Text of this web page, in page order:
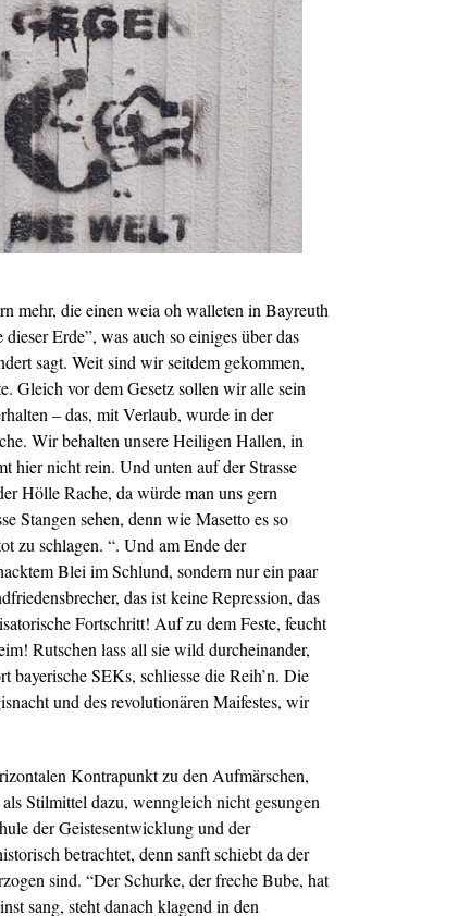
mehr, die einen weia oh walleten in Bayreuth
Erde”, was auch so einiges über das
sagt. Weit sind wir seitdem gekommen,
Gleich vor dem Gesetz sollen wir alle sein
– das, mit Verlaub, wurde in der
Wir behalten unsere Heiligen Hallen, in
hier nicht rein. Und unten auf der Strasse
Hölle Rache, da würde man uns gern
Stangen sehen, denn wie Masetto es so
zu schlagen. “. Und am Ende der
Blei im Schlund, sondern nur ein paar
das ist keine Repression, das
Fortschritt! Auf zu dem Feste, feucht
Rutschen lass all sie wild durcheinander,
bayerische SEKs, schliesse die Reih’n. Die
und des revolutionären Maifestes, wir
Kontrapunkt zu den Aufmärschen,
Stilmittel dazu, wenngleich nicht gesungen
der Geistesentwicklung und der
betrachtet, denn sanft schiebt da der
sind. “Der Schurke, der freche Bube, hat
sang, steht danach klagend in den